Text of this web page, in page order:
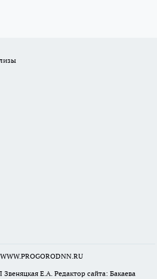
Е.А. Редактор сайта: Бакаева